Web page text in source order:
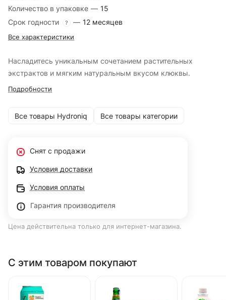
Количество в упаковке — 15
Срок годности
? — 12 месяцев
Все характеристики
Насладитесь уникальным сочетанием растительных
экстрактов и мягким натуральным вкусом клюквы.
Подробности
Все товары Hydroniq Все товары категории
Снят с продажи
Условия доставки
Условия оплаты
Гарантия производителя
Цена действительна только для интернет-магазина.
С этим товаром покупают